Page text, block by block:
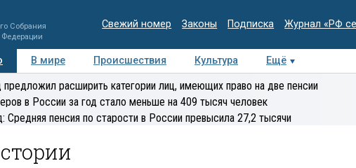
Собрания
Свежий номер Законы Подписка Журнал «РФ
В мире Происшествия Культура
Ещё
Медиацентр Интервью Колумнисты
предложил расширить категории лиц, имеющих право на две пенсии
в России за год стало меньше на 409 тысяч человек
Средняя пенсия по старости в России превысила 27,2 тысячи